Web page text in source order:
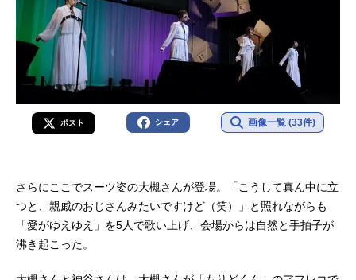
ポスト シェア 画像一覧 (33件)
さらにここでスーツ姿の大槻さんが登場。「こうして真ん中に立
つと、親戚のおじさんみたいですけど（笑）」と照れながらも
「愛がゆえゆえ」を5人で歌い上げ、会場からは自然と手拍子が
沸き起こった。